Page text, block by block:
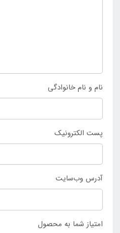
نام و نام خانوادگی
پست الکترونیک
آدرس وب‌سایت
امتیاز شما به محصول